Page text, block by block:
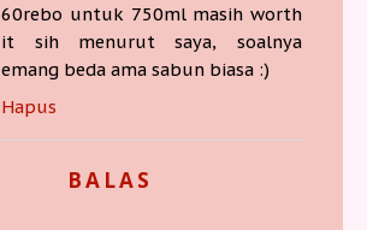
60rebo untuk 750ml masih worth
it sih menurut saya, soalnya
emang beda ama sabun biasa :)
Hapus
BALAS